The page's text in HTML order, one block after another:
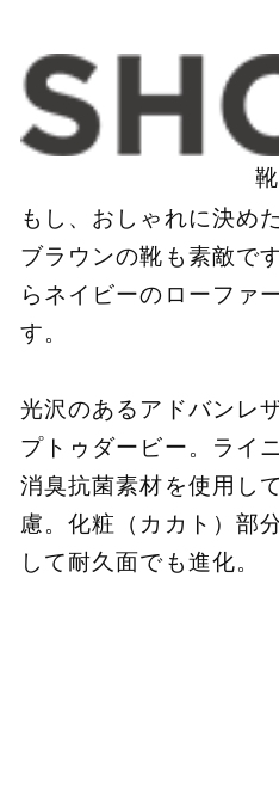
靴
もし、おしゃれに決め
ブラウンの靴も素敵で
らネイビーのローファ
す。
光沢のあるアドバンレ
プトゥダービー。ライ
消臭抗菌素材を使用し
慮。化粧（カカト）部
して耐久面でも進化。